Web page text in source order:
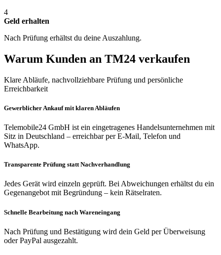
4
Geld erhalten
Nach Prüfung erhältst du deine Auszahlung.
Warum Kunden an TM24 verkaufen
Klare Abläufe, nachvollziehbare Prüfung und persönliche
Erreichbarkeit
Gewerblicher Ankauf mit klaren Abläufen
Telemobile24 GmbH ist ein eingetragenes Handelsunternehmen mit
Sitz in Deutschland – erreichbar per E-Mail, Telefon und
WhatsApp.
Transparente Prüfung statt Nachverhandlung
Jedes Gerät wird einzeln geprüft. Bei Abweichungen erhältst du ein
Gegenangebot mit Begründung – kein Rätselraten.
Schnelle Bearbeitung nach Wareneingang
Nach Prüfung und Bestätigung wird dein Geld per Überweisung
oder PayPal ausgezahlt.